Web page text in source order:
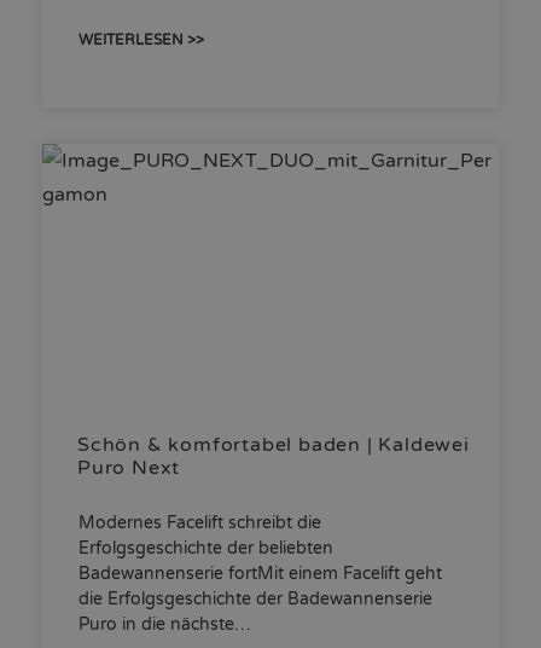
WEITERLESEN >>
Schön & komfortabel baden | Kaldewei
Puro Next
Modernes Facelift schreibt die
Erfolgsgeschichte der beliebten
Badewannenserie fortMit einem Facelift geht
die Erfolgsgeschichte der Badewannenserie
Puro in die nächste…